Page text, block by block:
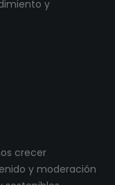
y
crecer
y moderación